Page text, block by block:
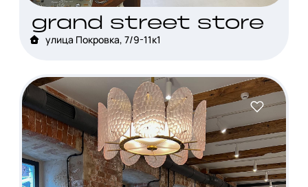
grand street store
улица Покровка, 7/9-11к1